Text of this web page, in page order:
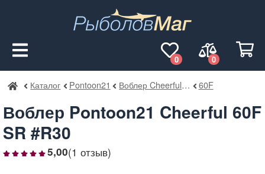
0
0
РыболовМаг
Каталог Pontoon21 Воблер Cheerful SR 60F
Воблер Pontoon21 Cheerful 60F
SR #R30
1 2 3 4 5
5,00(1 отзыв)